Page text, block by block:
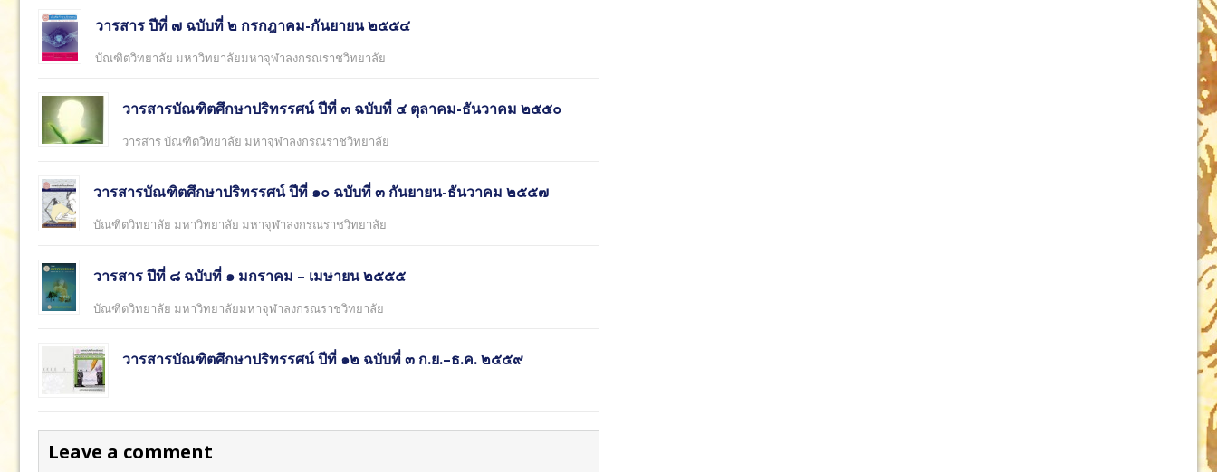
วารสาร ปีที่ ๗ ฉบับที่ ๒ กรกฎาคม-กันยายน ๒๕๕๔
บัณฑิตวิทยาลัย มหาวิทยาลัยมหาจุฬาลงกรณราชวิทยาลัย
วารสารบัณฑิตศึกษาปริทรรศน์ ปีที่ ๓ ฉบับที่ ๔ ตุลาคม-ธันวาคม ๒๕๕๐
วารสาร บัณฑิตวิทยาลัย มหาจุฬาลงกรณราชวิทยาลัย
วารสารบัณฑิตศึกษาปริทรรศน์ ปีที่ ๑๐ ฉบับที่ ๓ กันยายน-ธันวาคม ๒๕๕๗
บัณฑิตวิทยาลัย มหาวิทยาลัย มหาจุฬาลงกรณราชวิทยาลัย
วารสาร ปีที่ ๘ ฉบับที่ ๑ มกราคม – เมษายน ๒๕๕๕
บัณฑิตวิทยาลัย มหาวิทยาลัยมหาจุฬาลงกรณราชวิทยาลัย
วารสารบัณฑิตศึกษาปริทรรศน์ ปีที่ ๑๒ ฉบับที่ ๓ ก.ย.–ธ.ค. ๒๕๕๙
Leave a comment